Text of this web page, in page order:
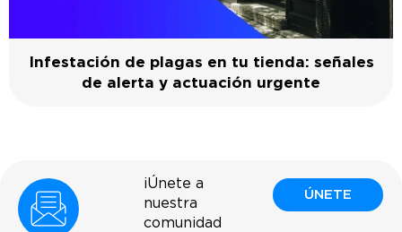
Infestación de plagas en tu tienda: señales
de alerta y actuación urgente
¡Únete a
nuestra
comunidad
ÚNETE